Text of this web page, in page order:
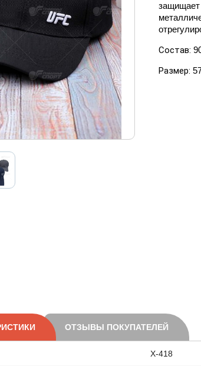
Состав:
Размер:
ОТЗЫВЫ ПОКУПАТЕЛЕЙ
X-418